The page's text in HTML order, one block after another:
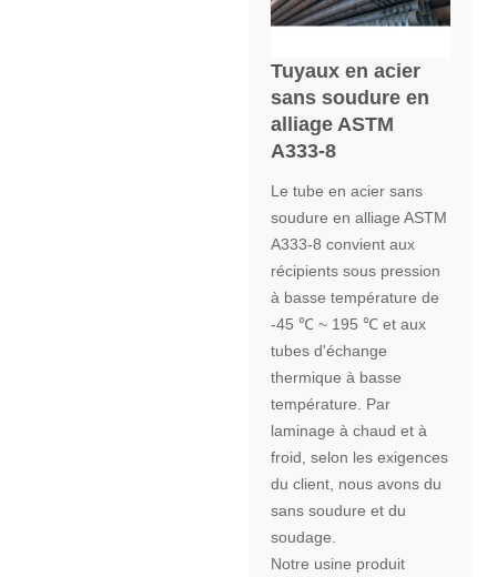
Tuyaux en acier
sans soudure en
alliage ASTM
A333-8
Le tube en acier sans
soudure en alliage ASTM
A333-8 convient aux
récipients sous pression
à basse température de
-45 ℃ ~ 195 ℃ et aux
tubes d'échange
thermique à basse
température. Par
laminage à chaud et à
froid, selon les exigences
du client, nous avons du
sans soudure et du
soudage.
Notre usine produit